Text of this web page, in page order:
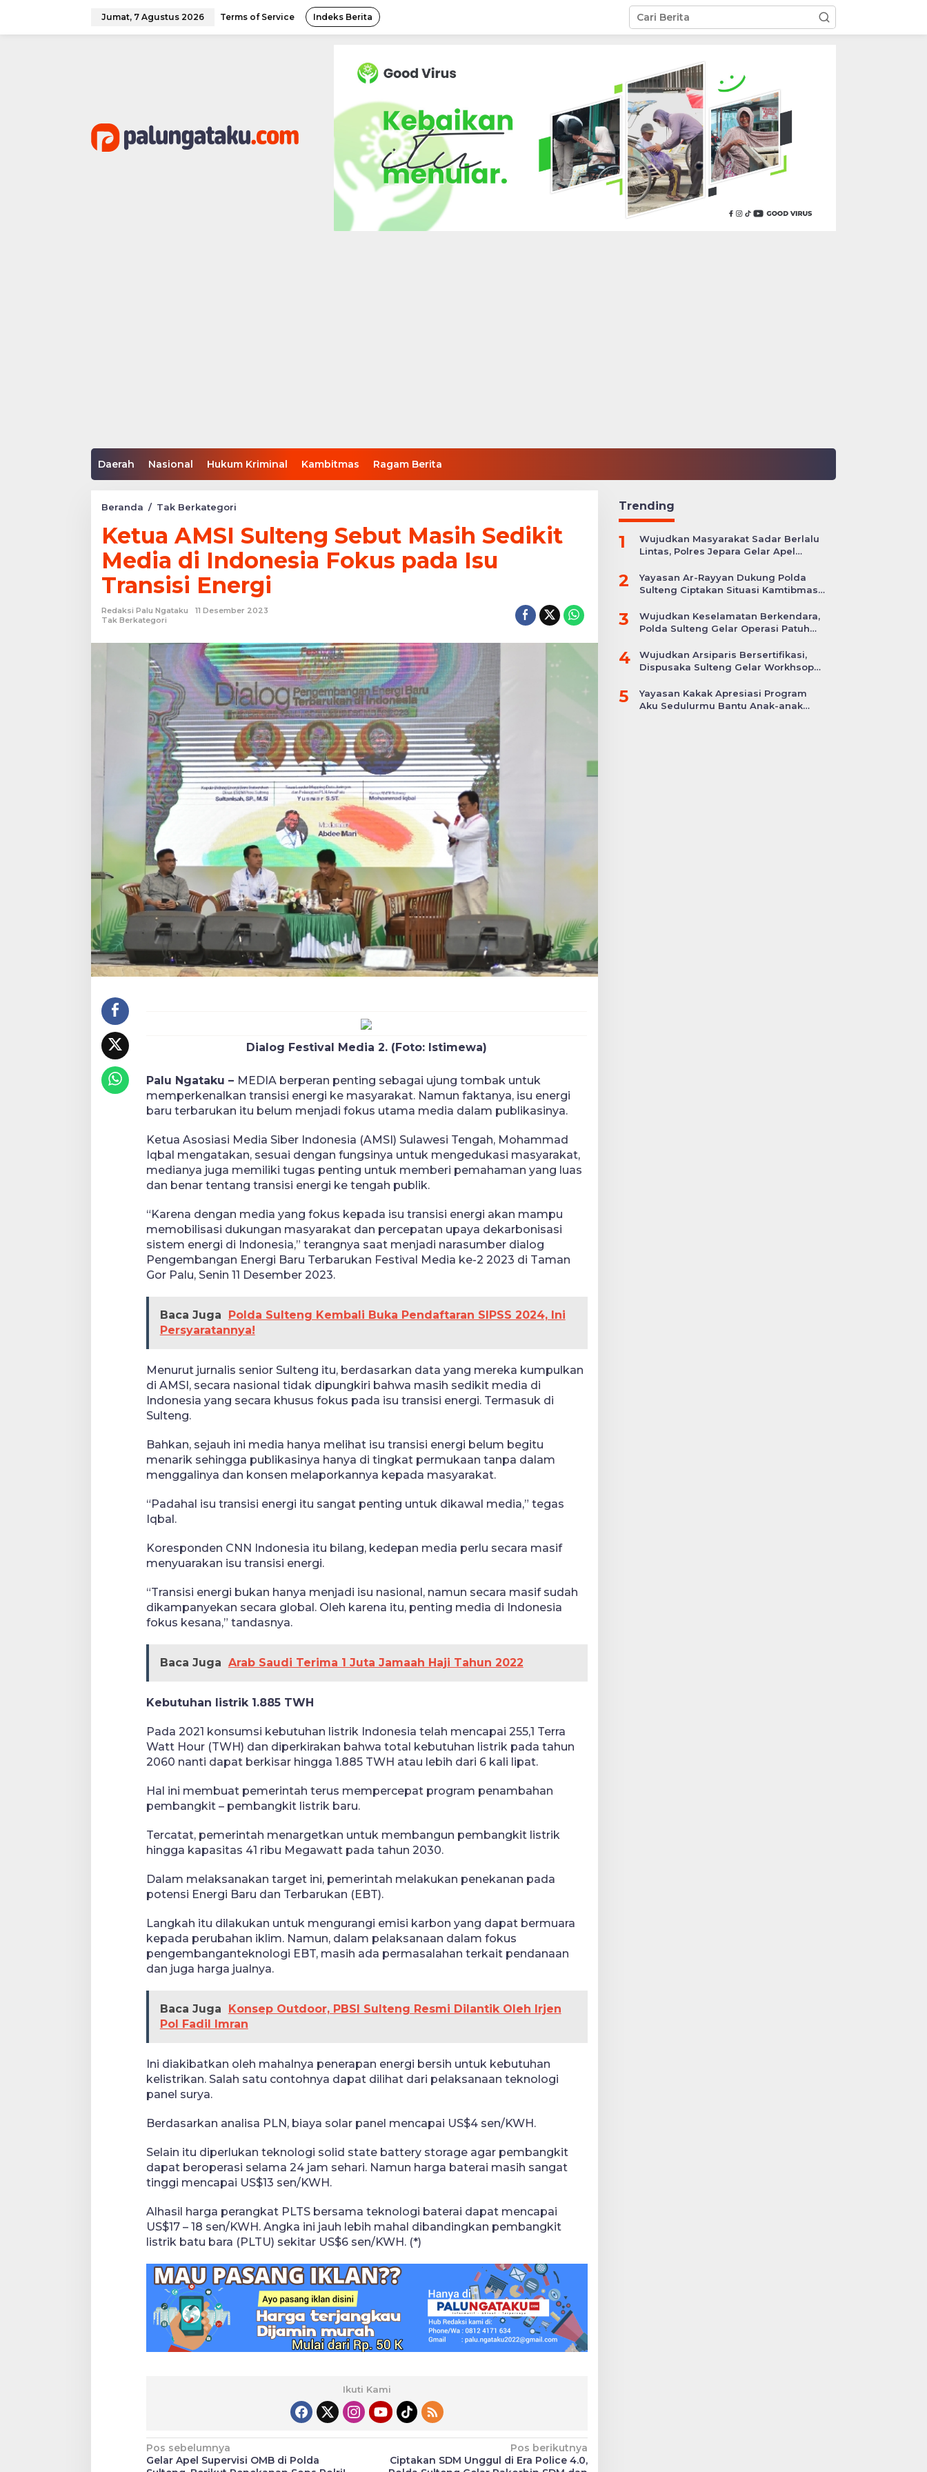
Jumat, 7 Agustus 2026 Terms of Service Indeks Berita
Daerah Nasional Hukum Kriminal Kambitmas Ragam Berita
Beranda / Tak Berkategori
Sulteng
Sebut
Masih
Sedikit
Media
di
Indonesia
Isu
Transisi
Energi
Ketua AMSI Sulteng Sebut Masih Sedikit
Media di Indonesia Fokus pada Isu
Transisi Energi
Redaksi Palu Ngataku
11 Desember 2023
Tak Berkategori
Dialog Festival Media 2. (Foto: Istimewa)
Palu Ngataku – MEDIA berperan penting sebagai ujung tombak untuk
memperkenalkan transisi energi ke masyarakat. Namun faktanya, isu energi
baru terbarukan itu belum menjadi fokus utama media dalam publikasinya.
Ketua Asosiasi Media Siber Indonesia (AMSI) Sulawesi Tengah, Mohammad
Iqbal mengatakan, sesuai dengan fungsinya untuk mengedukasi masyarakat,
medianya juga memiliki tugas penting untuk memberi pemahaman yang luas
dan benar tentang transisi energi ke tengah publik.
“Karena dengan media yang fokus kepada isu transisi energi akan mampu
memobilisasi dukungan masyarakat dan percepatan upaya dekarbonisasi
sistem energi di Indonesia,” terangnya saat menjadi narasumber dialog
Pengembangan Energi Baru Terbarukan Festival Media ke-2 2023 di Taman
Gor Palu, Senin 11 Desember 2023.
Baca Juga
Polda Sulteng Kembali Buka Pendaftaran SIPSS 2024, Ini
Persyaratannya!
Menurut jurnalis senior Sulteng itu, berdasarkan data yang mereka kumpulkan
di AMSI, secara nasional tidak dipungkiri bahwa masih sedikit media di
Indonesia yang secara khusus fokus pada isu transisi energi. Termasuk di
Sulteng.
Bahkan, sejauh ini media hanya melihat isu transisi energi belum begitu
menarik sehingga publikasinya hanya di tingkat permukaan tanpa dalam
menggalinya dan konsen melaporkannya kepada masyarakat.
“Padahal isu transisi energi itu sangat penting untuk dikawal media,” tegas
Iqbal.
Koresponden CNN Indonesia itu bilang, kedepan media perlu secara masif
menyuarakan isu transisi energi.
“Transisi energi bukan hanya menjadi isu nasional, namun secara masif sudah
dikampanyekan secara global. Oleh karena itu, penting media di Indonesia
fokus kesana,” tandasnya.
Baca Juga Arab Saudi Terima 1 Juta Jamaah Haji Tahun 2022
Kebutuhan listrik 1.885 TWH
Pada 2021 konsumsi kebutuhan listrik Indonesia telah mencapai 255,1 Terra
Watt Hour (TWH) dan diperkirakan bahwa total kebutuhan listrik pada tahun
2060 nanti dapat berkisar hingga 1.885 TWH atau lebih dari 6 kali lipat.
Hal ini membuat pemerintah terus mempercepat program penambahan
pembangkit – pembangkit listrik baru.
Tercatat, pemerintah menargetkan untuk membangun pembangkit listrik
hingga kapasitas 41 ribu Megawatt pada tahun 2030.
Dalam melaksanakan target ini, pemerintah melakukan penekanan pada
potensi Energi Baru dan Terbarukan (EBT).
Langkah itu dilakukan untuk mengurangi emisi karbon yang dapat bermuara
kepada perubahan iklim. Namun, dalam pelaksanaan dalam fokus
pengembanganteknologi EBT, masih ada permasalahan terkait pendanaan
dan juga harga jualnya.
Baca Juga
Konsep Outdoor, PBSI Sulteng Resmi Dilantik Oleh Irjen
Pol Fadil Imran
Ini diakibatkan oleh mahalnya penerapan energi bersih untuk kebutuhan
kelistrikan. Salah satu contohnya dapat dilihat dari pelaksanaan teknologi
panel surya.
Berdasarkan analisa PLN, biaya solar panel mencapai US$4 sen/KWH.
Selain itu diperlukan teknologi solid state battery storage agar pembangkit
dapat beroperasi selama 24 jam sehari. Namun harga baterai masih sangat
tinggi mencapai US$13 sen/KWH.
Alhasil harga perangkat PLTS bersama teknologi baterai dapat mencapai
US$17 – 18 sen/KWH. Angka ini jauh lebih mahal dibandingkan pembangkit
listrik batu bara (PLTU) sekitar US$6 sen/KWH. (*)
Ikuti Kami
Navigasi
Pos sebelumnya
Gelar Apel Supervisi OMB di Polda
Pos berikutnya
Ciptakan SDM Unggul di Era Police 4.0,
Trending
1
Wujudkan Masyarakat Sadar Berlalu
Lintas, Polres Jepara Gelar Apel
2
Yayasan Ar-Rayyan Dukung Polda
Sulteng Ciptakan Situasi Kamtibmas
3
Wujudkan Keselamatan Berkendara,
Polda Sulteng Gelar Operasi Patuh
4
Wujudkan Arsiparis Bersertifikasi,
Dispusaka Sulteng Gelar Workhsop
5
Yayasan Kakak Apresiasi Program
Aku Sedulurmu Bantu Anak-anak